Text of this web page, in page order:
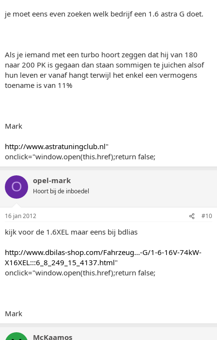
je moet eens even zoeken welk bedrijf een 1.6 astra G doet.
Als je iemand met een turbo hoort zeggen dat hij van 180
naar 200 PK is gegaan dan staan sommigen te juichen alsof
hun leven er vanaf hangt terwijl het enkel een vermogens
toename is van 11%
Mark
http://www.astratuningclub.nl"
onclick="window.open(this.href);return false;
O opel-mark
Hoort bij de inboedel
16 jan 2012 #10
kijk voor de 1.6XEL maar eens bij bdlias
http://www.dbilas-shop.com/Fahrzeug...-G/1-6-16V-74kW-
X16XEL:::6_8_249_15_4137.html"
onclick="window.open(this.href);return false;
Mark
McKaamos